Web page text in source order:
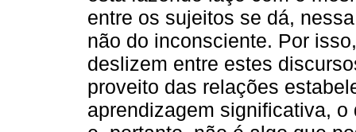
entre os sujeitos se dá,
não do inconsciente. Por
deslizem entre estes
proveito das relações
aprendizagem significativa,